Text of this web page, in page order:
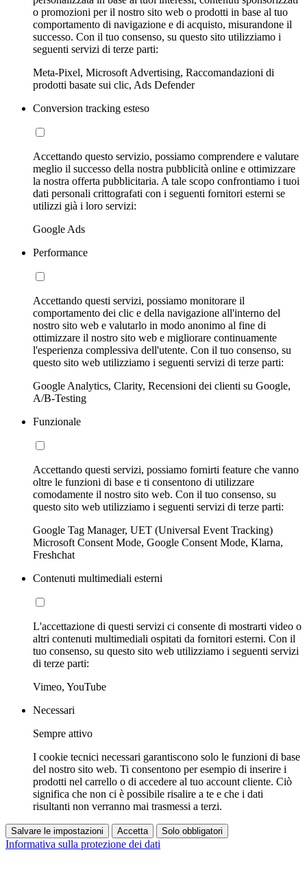
o promozioni per il nostro sito web o prodotti in base al tuo
comportamento di navigazione e di acquisto, misurandone il
successo. Con il tuo consenso, su questo sito utilizziamo i
seguenti servizi di terze parti:
Meta-Pixel, Microsoft Advertising, Raccomandazioni di
prodotti basate sui clic, Ads Defender
Conversion tracking esteso
Accettando questo servizio, possiamo comprendere e valutare
meglio il successo della nostra pubblicità online e ottimizzare
la nostra offerta pubblicitaria. A tale scopo confrontiamo i tuoi
dati personali crittografati con i seguenti fornitori esterni se
utilizzi già i loro servizi:
Google Ads
Performance
Accettando questi servizi, possiamo monitorare il
comportamento dei clic e della navigazione all'interno del
nostro sito web e valutarlo in modo anonimo al fine di
ottimizzare il nostro sito web e migliorare continuamente
l'esperienza complessiva dell'utente. Con il tuo consenso, su
questo sito web utilizziamo i seguenti servizi di terze parti:
Google Analytics, Clarity, Recensioni dei clienti su Google,
A/B-Testing
Funzionale
Accettando questi servizi, possiamo fornirti feature che vanno
oltre le funzioni di base e ti consentono di utilizzare
comodamente il nostro sito web. Con il tuo consenso, su
questo sito web utilizziamo i seguenti servizi di terze parti:
Google Tag Manager, UET (Universal Event Tracking)
Microsoft Consent Mode, Google Consent Mode, Klarna,
Freshchat
Contenuti multimediali esterni
L'accettazione di questi servizi ci consente di mostrarti video o
altri contenuti multimediali ospitati da fornitori esterni. Con il
tuo consenso, su questo sito web utilizziamo i seguenti servizi
di terze parti:
Vimeo, YouTube
Necessari
Sempre attivo
I cookie tecnici necessari garantiscono solo le funzioni di base
del nostro sito web. Ti consentono per esempio di inserire i
prodotti nel carrello o di accedere al tuo account cliente. Ciò
significa che non ci è possibile risalire a te e che i dati
risultanti non verranno mai trasmessi a terzi.
Salvare le impostazioni Accetta Solo obbligatori
Informativa sulla protezione dei dati